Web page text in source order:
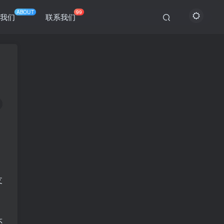
们ABOUT 联系我们99